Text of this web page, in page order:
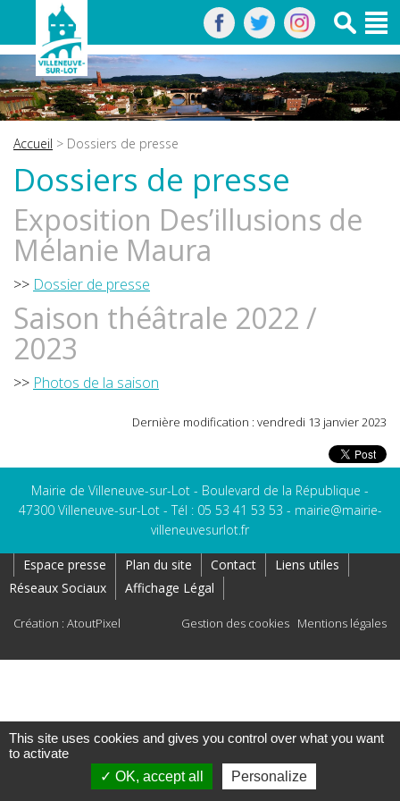
Accueil > Dossiers de presse
Dossiers de presse
Exposition Des’illusions de
Mélanie Maura
>> Dossier de presse
Saison théâtrale 2022 /
2023
>> Photos de la saison
Dernière modification : vendredi 13 janvier 2023
Mairie de Villeneuve-sur-Lot - Boulevard de la République -
47300 Villeneuve-sur-Lot - Tél : 05 53 41 53 53 - mairie@mairie-
villeneuvesurlot.fr
Espace presse Plan du site Contact
Liens utiles
Réseaux Sociaux
Affichage Légal
Création : AtoutPixel Gestion des cookies Mentions légales
This site uses cookies and gives you control over what you want
to activate
OK, accept all
Personalize